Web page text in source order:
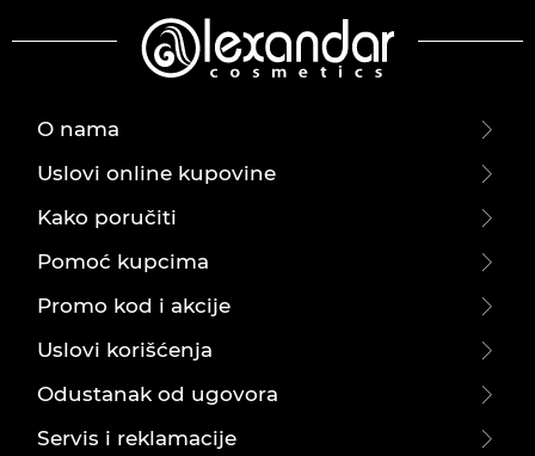
O nama
Uslovi online kupovine
Kako poručiti
Pomoć kupcima
Promo kod i akcije
Uslovi korišćenja
Odustanak od ugovora
Servis i reklamacije